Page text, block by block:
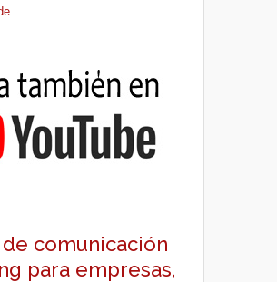
comunicación
para empresas,